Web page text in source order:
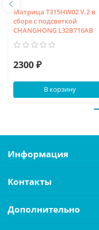
Матрица T315HW02 V.2 в
сборе с подсветкой
CHANGHONG L32B716AB
2300 ₽
В корзину
Информация
Контакты
Дополнительно